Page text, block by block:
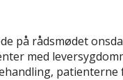
på rådsmødet
med
patienterne